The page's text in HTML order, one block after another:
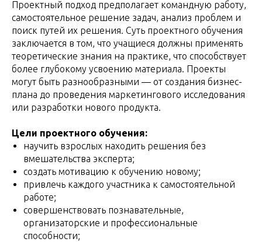
Проектный подход предполагает командную работу,
самостоятельное решение задач, анализ проблем и
поиск путей их решения. Суть проектного обучения
заключается в том, что учащиеся должны применять
теоретические знания на практике, что способствует
более глубокому усвоению материала. Проекты
могут быть разнообразными — от создания бизнес-
плана до проведения маркетингового исследования
или разработки нового продукта.
Цели проектного обучения:
научить взрослых находить решения без
вмешательства эксперта;
создать мотивацию к обучению новому;
привлечь каждого участника к самостоятельной
работе;
совершенствовать познавательные,
организаторские и профессиональные
способности;